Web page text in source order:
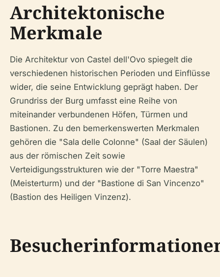
Architektonische
Merkmale
Die Architektur von Castel dell'Ovo spiegelt die
verschiedenen historischen Perioden und Einflüsse
wider, die seine Entwicklung geprägt haben. Der
Grundriss der Burg umfasst eine Reihe von
miteinander verbundenen Höfen, Türmen und
Bastionen. Zu den bemerkenswerten Merkmalen
gehören die "Sala delle Colonne" (Saal der Säulen)
aus der römischen Zeit sowie
Verteidigungsstrukturen wie der "Torre Maestra"
(Meisterturm) und der "Bastione di San Vincenzo"
(Bastion des Heiligen Vinzenz).